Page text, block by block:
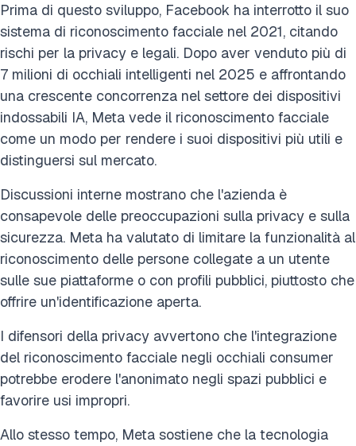
Prima di questo sviluppo, Facebook ha interrotto il suo
sistema di riconoscimento facciale nel 2021, citando
rischi per la privacy e legali. Dopo aver venduto più di
7 milioni di occhiali intelligenti nel 2025 e affrontando
una crescente concorrenza nel settore dei dispositivi
indossabili IA, Meta vede il riconoscimento facciale
come un modo per rendere i suoi dispositivi più utili e
distinguersi sul mercato.
Discussioni interne mostrano che l'azienda è
consapevole delle preoccupazioni sulla privacy e sulla
sicurezza. Meta ha valutato di limitare la funzionalità al
riconoscimento delle persone collegate a un utente
sulle sue piattaforme o con profili pubblici, piuttosto che
offrire un'identificazione aperta.
I difensori della privacy avvertono che l'integrazione
del riconoscimento facciale negli occhiali consumer
potrebbe erodere l'anonimato negli spazi pubblici e
favorire usi impropri.
Allo stesso tempo, Meta sostiene che la tecnologia